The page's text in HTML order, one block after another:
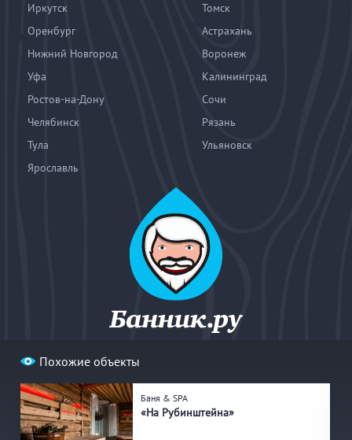
Похожие объекты
Баня & SPA
«На Рубинштейна»
Иркутск
Томск
Оренбург
Астрахань
Нижний Новгород
Воронеж
Уфа
Калининград
Ростов-на-Дону
Сочи
Челябинск
Рязань
Тула
Ульяновск
Ярославль
гиперссылка на bannik.ru обязательна.